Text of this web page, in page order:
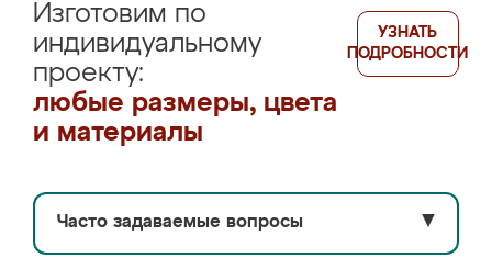
Изготовим по
индивидуальному
проекту:
любые размеры, цвета
и материалы
УЗНАТЬ
ПОДРОБНОСТИ
Часто задаваемые вопросы ▼